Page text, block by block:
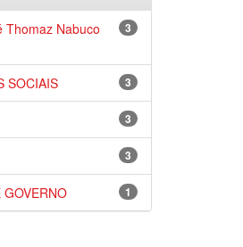
3
Thomaz Nabuco
3
SOCIAIS
3
3
1